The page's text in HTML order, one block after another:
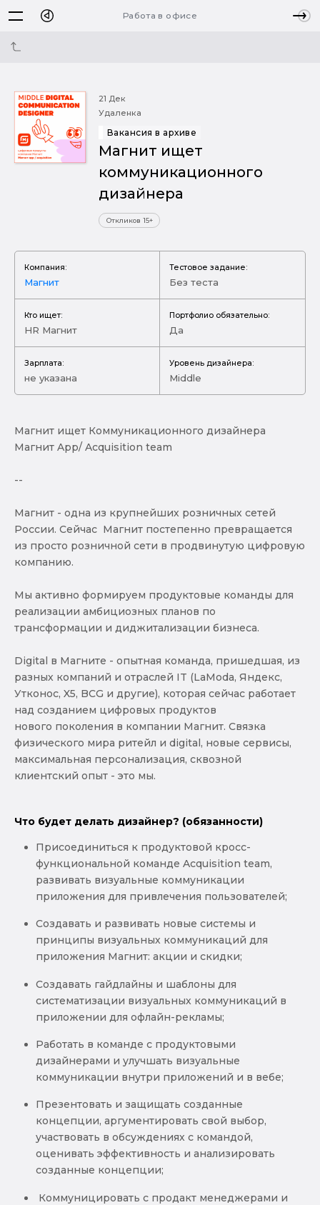
Работа в офисе
21 Дек
Удаленка
Вакансия в архиве
Магнит ищет
коммуникационного
дизайнера
Откликов 15+
Компания:
Магнит
Тестовое задание:
Без теста
Кто ищет:
HR Магнит
Портфолио обязательно:
Да
Зарплата:
не указана
Уровень дизайнера:
Middle
Магнит ищет Коммуникационного дизайнера
Магнит App/ Acquisition team
--
Магнит - одна из крупнейших розничных сетей
России. Сейчас Магнит постепенно превращается
из просто розничной сети в продвинутую цифровую
компанию.
Мы активно формируем продуктовые команды для
реализации амбициозных планов по
трансформации и диджитализации бизнеса.
Digital в Магните - опытная команда, пришедшая, из
разных компаний и отраслей IT (LaModa, Яндекс,
Утконос, X5, BCG и другие), которая сейчас работает
над созданием цифровых продуктов
нового поколения в компании Магнит. Связка
физического мира ритейл и digital, новые сервисы,
максимальная персонализация, сквозной
клиентский опыт - это мы.
Что будет делать дизайнер? (обязанности)
Присоединиться к продуктовой кросс-
функциональной команде Acquisition team,
развивать визуальные коммуникации
приложения для привлечения пользователей;
Создавать и развивать новые системы и
принципы визуальных коммуникаций для
приложения Магнит: акции и скидки;
Создавать гайдлайны и шаблоны для
систематизации визуальных коммуникаций в
приложении для офлайн-рекламы;
Работать в команде с продуктовыми
дизайнерами и улучшать визуальные
коммуникации внутри приложений и в вебе;
Презентовать и защищать созданные
концепции, аргументировать свой выбор,
участвовать в обсуждениях с командой,
оценивать эффективность и анализировать
созданные концепции;
Коммуницировать с продакт менеджерами и